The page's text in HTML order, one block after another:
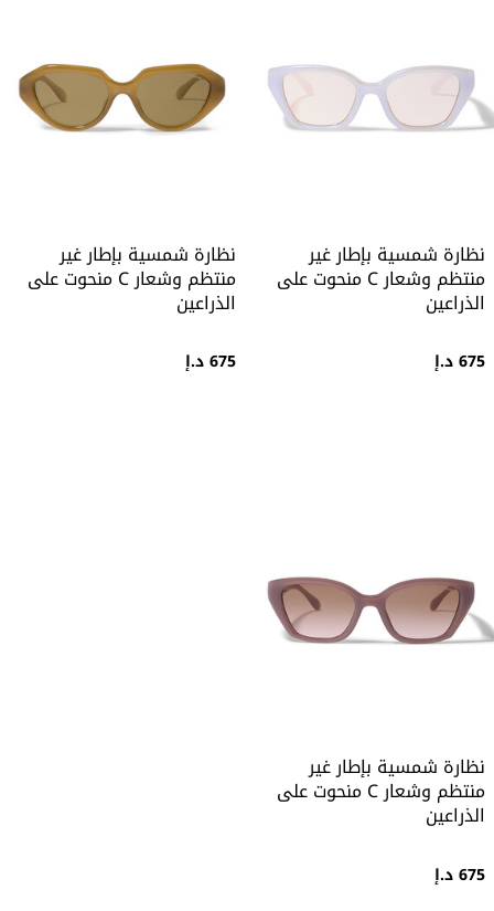
نظارة شمسية بإطار غير
منتظم وشعار C منحوت على
الذراعين
675 د.إ
نظارة شمسية بإطار غير
منتظم وشعار C منحوت على
الذراعين
675 د.إ
نظارة شمسية بإطار غير
منتظم وشعار C منحوت على
الذراعين
675 د.إ